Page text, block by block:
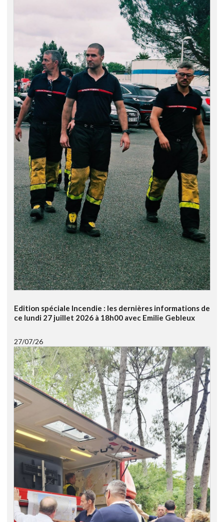
Edition spéciale Incendie : les dernières informations de
ce lundi 27 juillet 2026 à 18h00 avec Emilie Gebleux
27/07/26